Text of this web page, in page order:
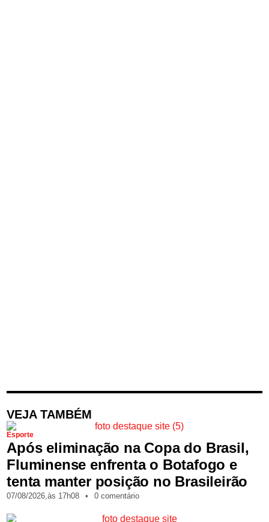
VEJA TAMBÉM
Esporte
Após eliminação na Copa do Brasil,
Fluminense enfrenta o Botafogo e
tenta manter posição no Brasileirão
07/08/2026,às 17h08 • 0 comentário